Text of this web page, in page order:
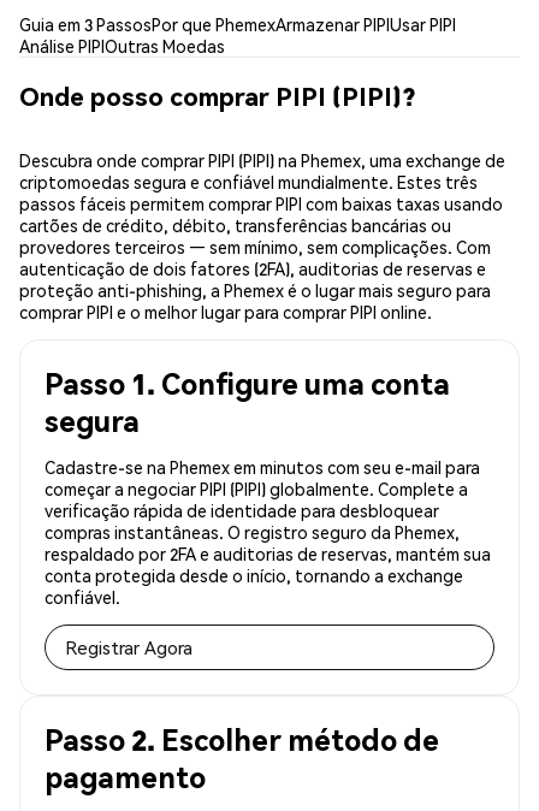
Guia em 3 PassosPor que PhemexArmazenar PIPIUsar PIPI
Análise PIPIOutras Moedas
Onde posso comprar PIPI (PIPI)?
Descubra onde comprar PIPI (PIPI) na Phemex, uma exchange de
criptomoedas segura e confiável mundialmente. Estes três
passos fáceis permitem comprar PIPI com baixas taxas usando
cartões de crédito, débito, transferências bancárias ou
provedores terceiros — sem mínimo, sem complicações. Com
autenticação de dois fatores (2FA), auditorias de reservas e
proteção anti-phishing, a Phemex é o lugar mais seguro para
comprar PIPI e o melhor lugar para comprar PIPI online.
Passo 1. Configure uma conta
segura
Cadastre-se na Phemex em minutos com seu e-mail para
começar a negociar PIPI (PIPI) globalmente. Complete a
verificação rápida de identidade para desbloquear
compras instantâneas. O registro seguro da Phemex,
respaldado por 2FA e auditorias de reservas, mantém sua
conta protegida desde o início, tornando a exchange
confiável.
Registrar Agora
Passo 2. Escolher método de
pagamento